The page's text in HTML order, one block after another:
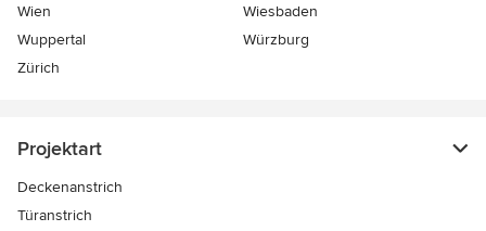
Wien
Wiesbaden
Wuppertal
Würzburg
Zürich
Projektart
Deckenanstrich
Türanstrich